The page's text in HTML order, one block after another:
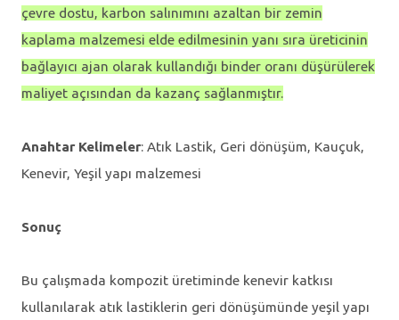
çevre dostu, karbon salınımını azaltan bir zemin
kaplama malzemesi elde edilmesinin yanı sıra üreticinin
bağlayıcı ajan olarak kullandığı binder oranı düşürülerek
maliyet açısından da kazanç sağlanmıştır.
Anahtar Kelimeler: Atık Lastik, Geri dönüşüm, Kauçuk,
Kenevir, Yeşil yapı malzemesi
Sonuç
Bu çalışmada kompozit üretiminde kenevir katkısı
kullanılarak atık lastiklerin geri dönüşümünde yeşil yapı